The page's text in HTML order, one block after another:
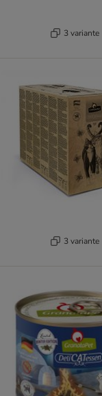
3 variante
3 variante